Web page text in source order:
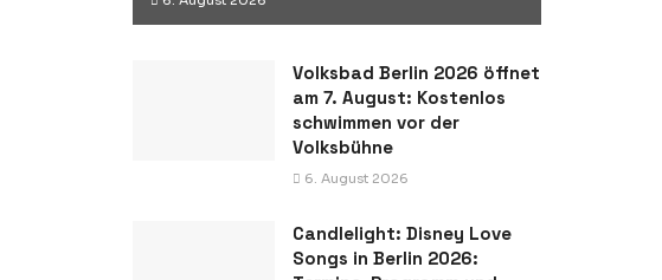
Volksbad Berlin 2026 öffnet
am 7. August: Kostenlos
schwimmen vor der
Volksbühne
6. August 2026
Candlelight: Disney Love
Songs in Berlin 2026: